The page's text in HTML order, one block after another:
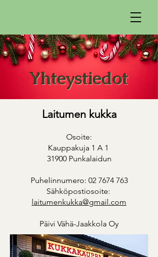
Yhteystiedot
Laitumen kukka
Osoite:
Kauppakuja 1 A 1
31900 Punkalaidun
Puhelinnumero: 02 7674 763
Sähköpostiosoite:
laitumenkukka@gmail.com
Päivi Vähä-Jaakkola Oy